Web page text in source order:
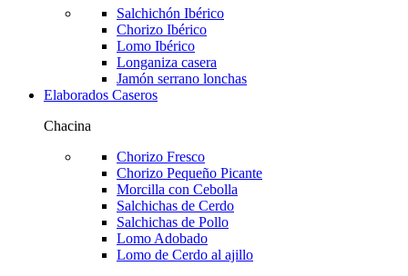
Salchichón Ibérico
Chorizo Ibérico
Lomo Ibérico
Longaniza casera
Jamón serrano lonchas
Elaborados Caseros
Chacina
Chorizo Fresco
Chorizo Pequeño Picante
Morcilla con Cebolla
Salchichas de Cerdo
Salchichas de Pollo
Lomo Adobado
Lomo de Cerdo al ajillo